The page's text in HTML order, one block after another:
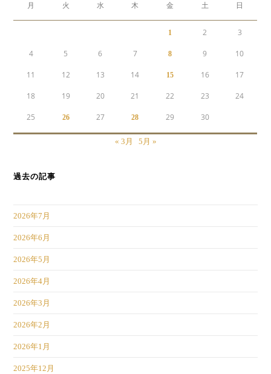
月 火 水 木 金 土 日
1 2 3
4 5 6 7 8 9 10
11 12 13 14 15 16 17
18 19 20 21 22 23 24
25 26 27 28 29 30
« 3月 5月 »
過去の記事
2026年7月
2026年6月
2026年5月
2026年4月
2026年3月
2026年2月
2026年1月
2025年12月